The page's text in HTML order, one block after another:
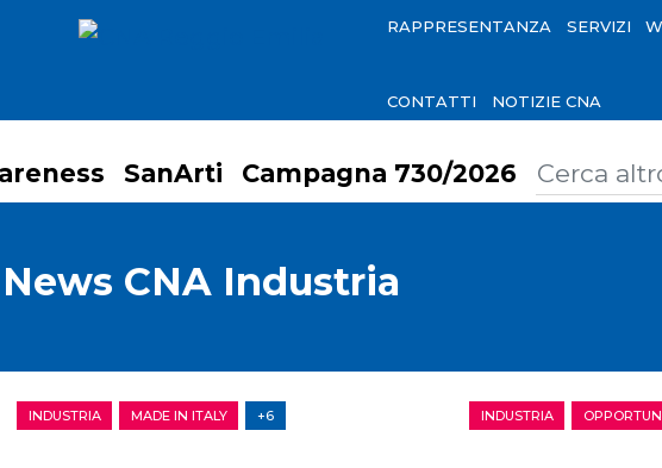
RAPPRESENTANZA SERVIZI
CONTATTI NOTIZIE CNA
SanArti Campagna 730/2026
News CNA Industria
INDUSTRIA MADE IN ITALY +6 INDUSTRIA